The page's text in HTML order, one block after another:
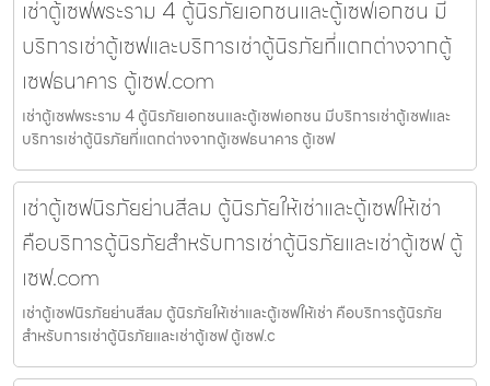
เช่าตู้เซฟพระราม 4 ตู้นิรภัยเอกชนและตู้เซฟเอกชน มี
บริการเช่าตู้เซฟและบริการเช่าตู้นิรภัยที่แตกต่างจากตู้
เซฟธนาคาร ตู้เซฟ.com
เช่าตู้เซฟพระราม 4 ตู้นิรภัยเอกชนและตู้เซฟเอกชน มีบริการเช่าตู้เซฟและ
บริการเช่าตู้นิรภัยที่แตกต่างจากตู้เซฟธนาคาร ตู้เซฟ
เช่าตู้เซฟนิรภัยย่านสีลม ตู้นิรภัยให้เช่าและตู้เซฟให้เช่า
คือบริการตู้นิรภัยสำหรับการเช่าตู้นิรภัยและเช่าตู้เซฟ ตู้
เซฟ.com
เช่าตู้เซฟนิรภัยย่านสีลม ตู้นิรภัยให้เช่าและตู้เซฟให้เช่า คือบริการตู้นิรภัย
สำหรับการเช่าตู้นิรภัยและเช่าตู้เซฟ ตู้เซฟ.c